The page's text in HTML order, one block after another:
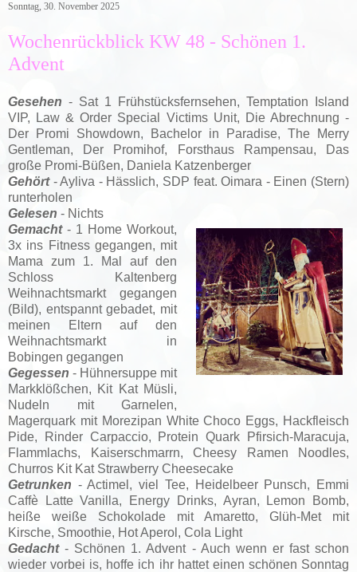
Sonntag, 30. November 2025
Wochenrückblick KW 48 - Schönen 1.
Advent
Gesehen - Sat 1 Frühstücksfernsehen, Temptation Island
VIP, Law & Order Special Victims Unit, Die Abrechnung -
Der Promi Showdown, Bachelor in Paradise, The Merry
Gentleman, Der Promihof, Forsthaus Rampensau,
Das
große Promi-Büßen, Daniela Katzenberger
Gehört- Ayliva - Hässlich, SDP feat. Oimara - Einen (Stern)
runterholen
Gelesen - Nichts
Gemacht- 1 Home Workout,
3x ins Fitness gegangen, mit
Mama zum 1. Mal auf den
Schloss Kaltenberg
Weihnachtsmarkt gegangen
(Bild), entspannt gebadet, mit
meinen Eltern auf den
Weihnachtsmarkt in
Bobingen gegangen
Gegessen - Hühnersuppe mit
Markklößchen, Kit Kat Müsli,
Nudeln mit Garnelen,
Magerquark mit Morezipan White Choco Eggs, Hackfleisch
Pide, Rinder Carpaccio, Protein Quark Pfirsich-Maracuja,
Flammlachs, Kaiserschmarrn, Cheesy Ramen Noodles,
Churros Kit Kat Strawberry Cheesecake
Getrunken - Actimel, viel Tee, Heidelbeer Punsch, Emmi
Caffè Latte Vanilla, Energy Drinks, Ayran, Lemon Bomb,
heiße weiße Schokolade mit Amaretto, Glüh-Met mit
Kirsche, Smoothie, Hot Aperol, Cola Light
Gedacht- Schönen 1. Advent - Auch wenn er fast schon
wieder vorbei is, hoffe ich ihr hattet einen schönen Sonntag